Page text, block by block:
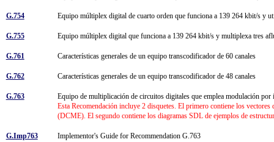
G.754 Equipo múltiplex digital de cuarto orden que funciona a 139 264 kbit/s y
G.755 Equipo múltiplex digital que funciona a 139 264 kbit/s y multiplexa tres
G.761 Características generales de un equipo transcodificador de 60 canales
G.762 Características generales de un equipo transcodificador de 48 canales
G.763
Equipo de multiplicación de circuitos digitales que emplea modulación
Esta Recomendación incluye 2 disquetes. El primero contiene los
(DCME). El segundo contiene los diagramas SDL de ejemplos de
G.Imp763 Implementor's Guide for Recommendation G.763